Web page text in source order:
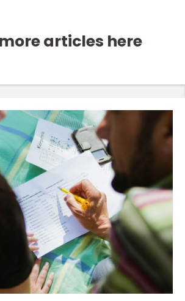
articles here